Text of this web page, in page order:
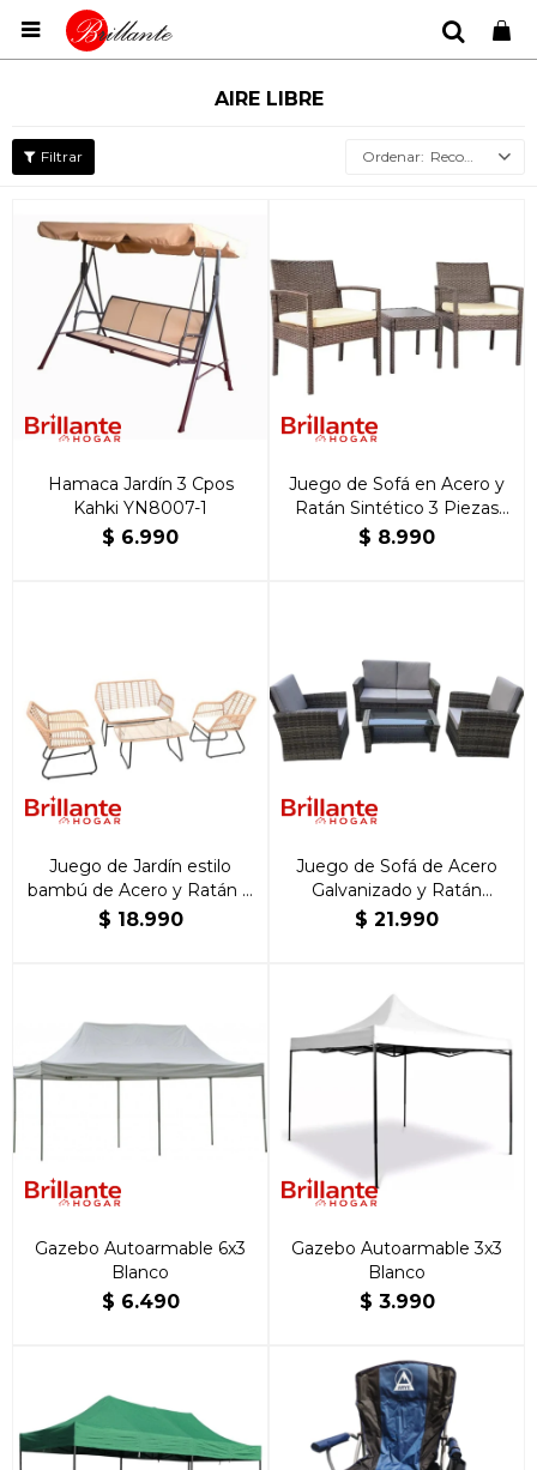

AIRE LIBRE
Recomendados
Hamaca Jardín 3 Cpos
Kahki YN8007-1
$ 6.990
Juego de Sofá en Acero y
Ratán Sintético 3 Piezas
Marrón
$ 8.990
Juego de Jardín estilo
bambú de Acero y Ratán 4
piezas
$ 18.990
Juego de Sofá de Acero
Galvanizado y Ratán
Marrón 4 Piezas
$ 21.990
Gazebo Autoarmable 6x3
Blanco
$ 6.490
Gazebo Autoarmable 3x3
Blanco
$ 3.990